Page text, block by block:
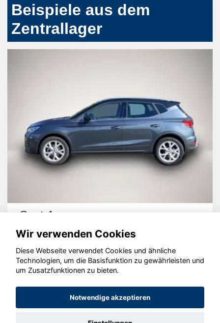
Beispiele aus dem
Zentrallager
Seat Arona
© konjunkturmotor.de GmbH 2020 - 2026
Wir verwenden Cookies
Diese Webseite verwendet Cookies und ähnliche
Technologien, um die Basisfunktion zu gewährleisten und
um Zusatzfunktionen zu bieten.
Notwendige akzeptieren